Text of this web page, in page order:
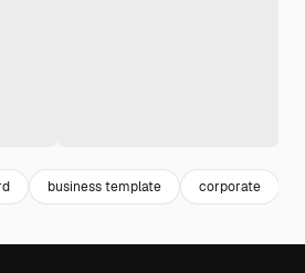
business template corporate